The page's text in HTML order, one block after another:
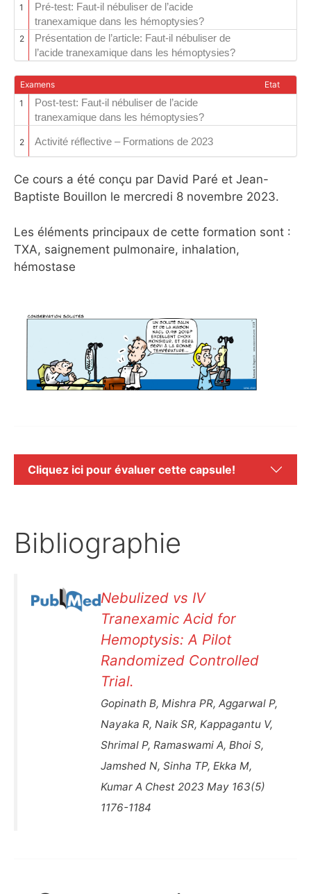
1
Pré-test: Faut-il nébuliser de l’acide
tranexamique dans les hémoptysies?
2
Présentation de l’article: Faut-il nébuliser de
l’acide tranexamique dans les hémoptysies?
Examens
Etat
1
Post-test: Faut-il nébuliser de l’acide
tranexamique dans les hémoptysies?
2 Activité réflective – Formations de 2023
Ce cours a été conçu par David Paré et Jean-
Baptiste Bouillon le mercredi 8 novembre 2023.
Les éléments principaux de cette formation sont :
TXA, saignement pulmonaire, inhalation,
hémostase
Cliquez ici pour évaluer cette capsule!
Bibliographie
Nebulized vs IV
Tranexamic Acid for
Hemoptysis: A Pilot
Randomized Controlled
Trial.
Gopinath B, Mishra PR, Aggarwal P,
Nayaka R, Naik SR, Kappagantu V,
Shrimal P, Ramaswami A, Bhoi S,
Jamshed N, Sinha TP, Ekka M,
Kumar A Chest 2023 May 163(5)
1176-1184